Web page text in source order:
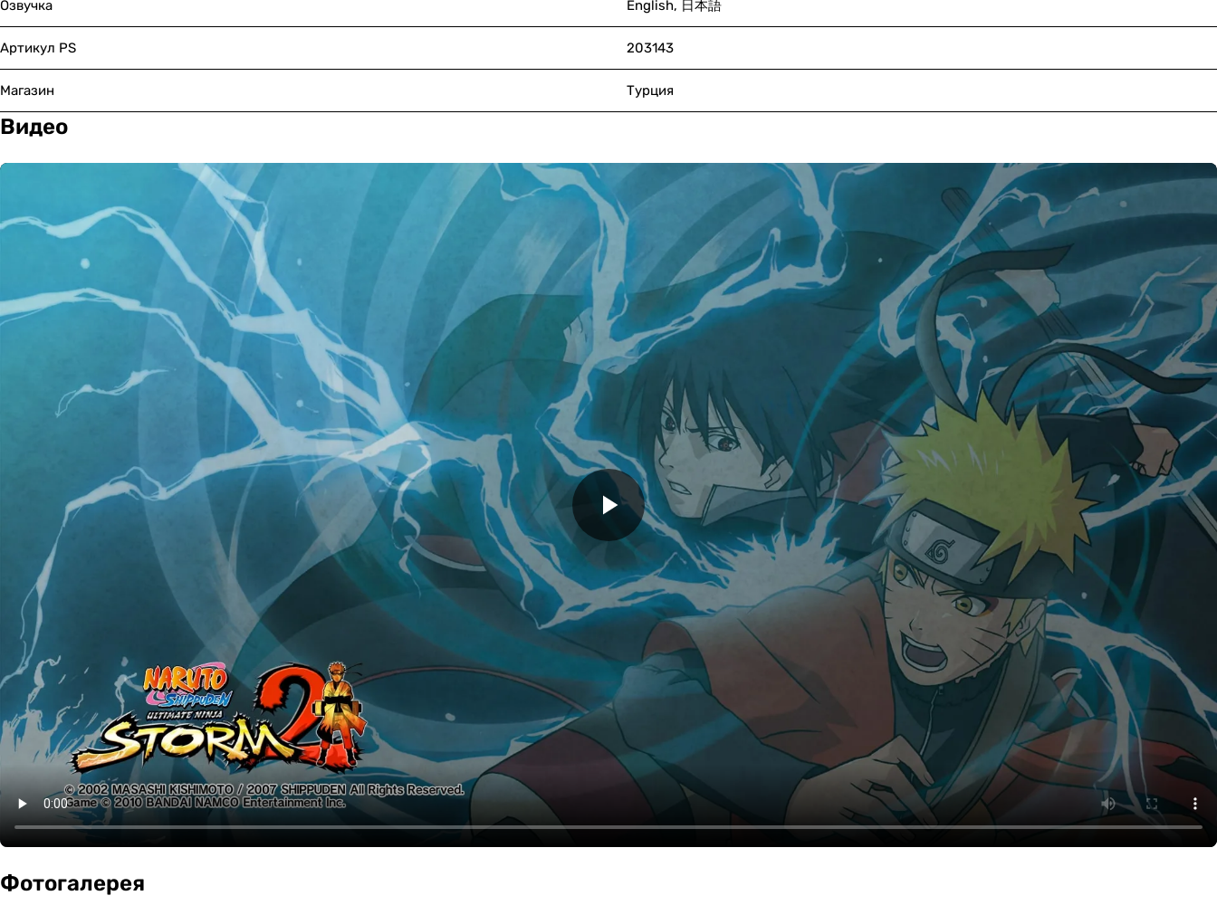
Озвучка English, 日本語
Артикул PS 203143
Магазин Турция
Видео
Фотогалерея